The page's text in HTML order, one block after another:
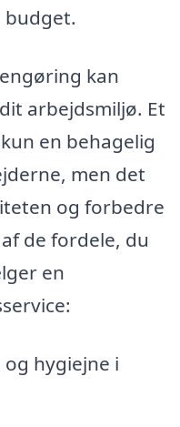
budget.
kan
arbejdsmiljø. Et
en behagelig
men det
og forbedre
de fordele, du
en
hygiejne i